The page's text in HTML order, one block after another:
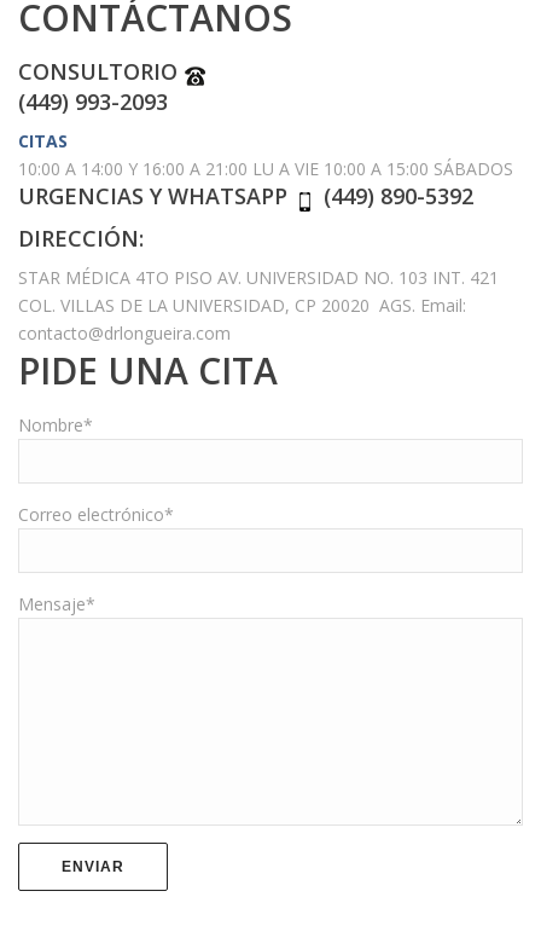
CONTÁCTANOS
CONSULTORIO
(449) 993-2093
CITAS
10:00 A 14:00 Y 16:00 A 21:00 LU A VIE 10:00 A 15:00 SÁBADOS
URGENCIAS Y WHATSAPP
(449) 890-5392
DIRECCIÓN:
STAR MÉDICA 4TO PISO AV. UNIVERSIDAD NO. 103 INT. 421
COL. VILLAS DE LA UNIVERSIDAD, CP 20020 AGS. Email:
contacto@drlongueira.com
PIDE UNA CITA
Nombre*
Correo electrónico*
Mensaje*